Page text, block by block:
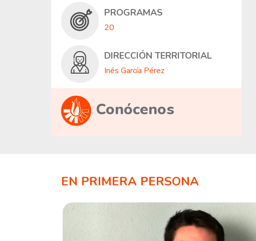
PROGRAMAS
20
DIRECCIÓN TERRITORIAL
Inés García Pérez
Conócenos
EN PRIMERA PERSONA